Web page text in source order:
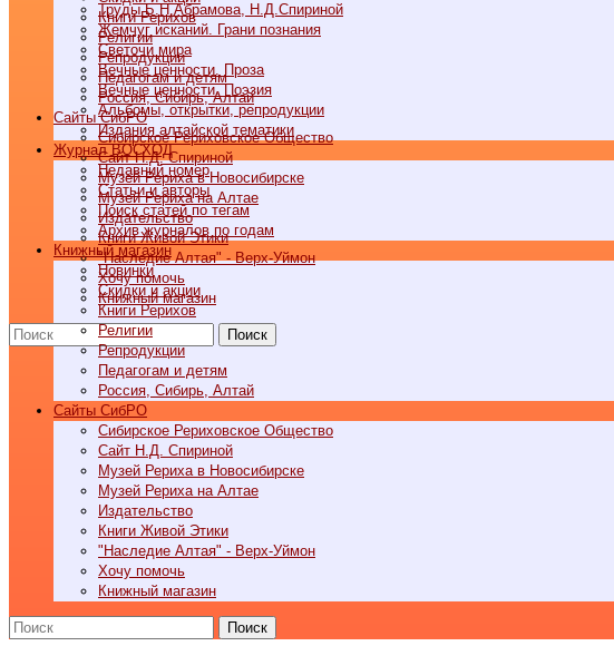
Книги Рерихов
Религии
Репродукции
Педагогам и детям
Россия, Сибирь, Алтай
Cайты СибРО
Сибирское Рериховское Общество
Сайт Н.Д. Спириной
Музей Рериха в Новосибирске
Музей Рериха на Алтае
Издательство
Книги Живой Этики
"Наследие Алтая" - Верх-Уймон
Хочу помочь
Книжный магазин
Поиск
Труды Б.Н.Абрамова, Н.Д.Спириной
Жемчуг исканий. Грани познания
Светочи мира
Вечные ценности. Проза
Вечные ценности. Поэзия
Альбомы, открытки, репродукции
Издания алтайской тематики
Журнал ВОСХОД
Недавний номер
Статьи и авторы
Поиск статей по тегам
Архив журналов по годам
Книжный магазин
Новинки
Скидки и акции
Книги Рерихов
Религии
Репродукции
Педагогам и детям
Россия, Сибирь, Алтай
Cайты СибРО
Сибирское Рериховское Общество
Сайт Н.Д. Спириной
Музей Рериха в Новосибирске
Музей Рериха на Алтае
Издательство
Книги Живой Этики
"Наследие Алтая" - Верх-Уймон
Хочу помочь
Книжный магазин
Поиск